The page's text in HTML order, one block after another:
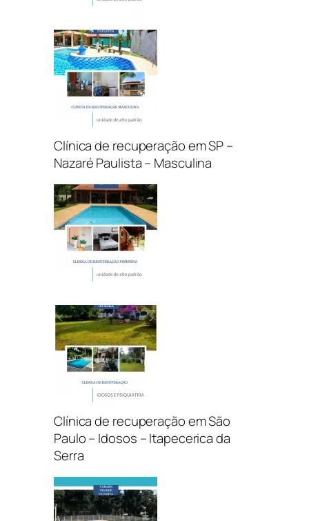
Clínica de recuperação em SP –
Nazaré Paulista – Masculina
Clínica de recuperação em São
Paulo – Idosos – Itapecerica da
Serra